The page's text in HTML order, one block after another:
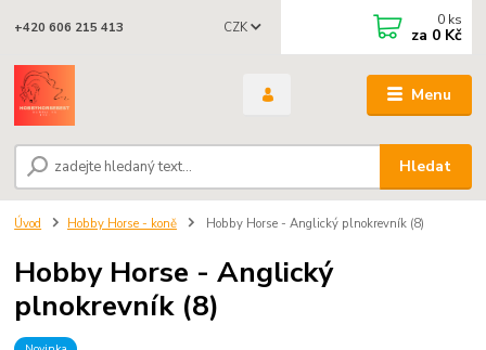
Menu
CZK
Hledat
+420 606 215 413 0 ks
za 0 Kč
Úvod Hobby Horse - koně Hobby Horse - Anglický plnokrevník (8)
Hobby Horse - Anglický
plnokrevník (8)